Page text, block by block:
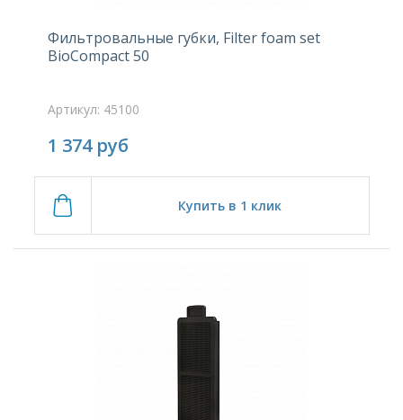
Фильтровальные губки, Filter foam set
BioCompact 50
Артикул: 45100
1 374 руб
Купить в 1 клик